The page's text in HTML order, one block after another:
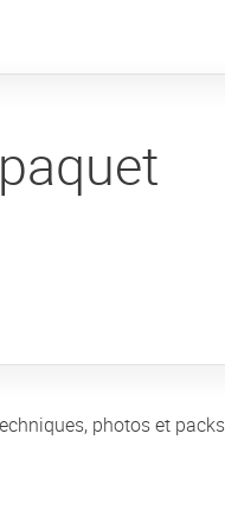
photos et